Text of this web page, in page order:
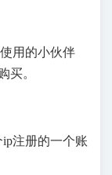
用的小伙伴
买。
注册的一个账